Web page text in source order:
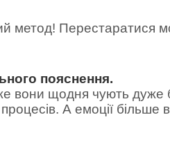
метод! Перестаратися
пояснення.
вони щодня чують дуже
А емоції більше